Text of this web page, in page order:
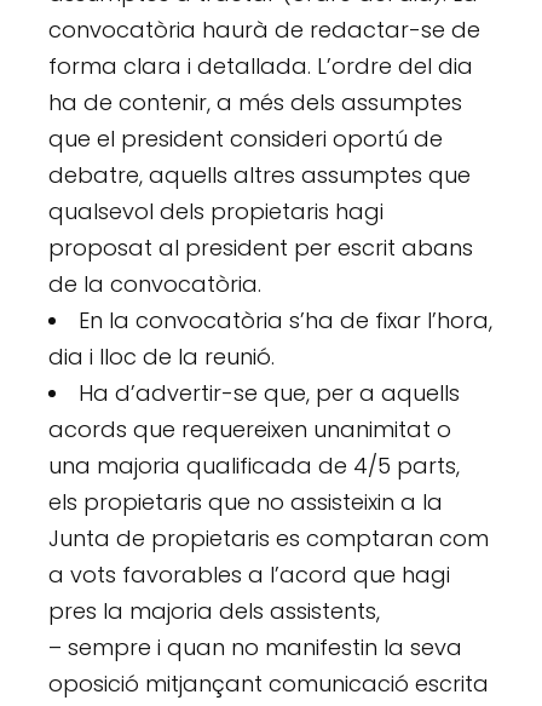
convocatòria haurà de redactar-se de
forma clara i detallada. L’ordre del dia
ha de contenir, a més dels assumptes
que el president consideri oportú de
debatre, aquells altres assumptes que
qualsevol dels propietaris hagi
proposat al president per escrit abans
de la convocatòria.
En la convocatòria s’ha de fixar l’hora,
dia i lloc de la reunió.
Ha d’advertir-se que, per a aquells
acords que requereixen unanimitat o
una majoria qualificada de 4/5 parts,
els propietaris que no assisteixin a la
Junta de propietaris es comptaran com
a vots favorables a l’acord que hagi
pres la majoria dels assistents,
– sempre i quan no manifestin la seva
oposició mitjançant comunicació escrita